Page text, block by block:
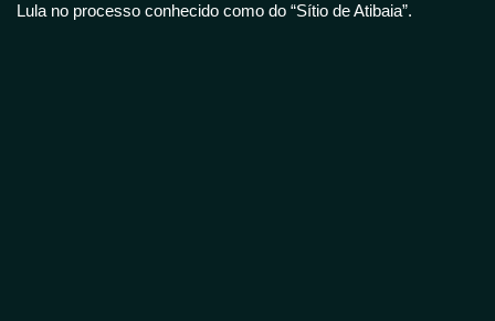
Lula no processo conhecido como do “Sítio de Atibaia”.